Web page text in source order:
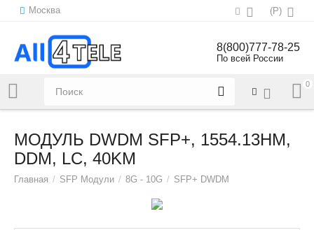
Москва (Р)
Напишите нам:sales@all4tele.com
8(800)777-78-25
По всей России
0
МОДУЛЬ DWDM SFP+, 1554.13НМ,
DDM, LC, 40KM
Главная / SFP Модули / 8G - 10G / SFP+ DWDM